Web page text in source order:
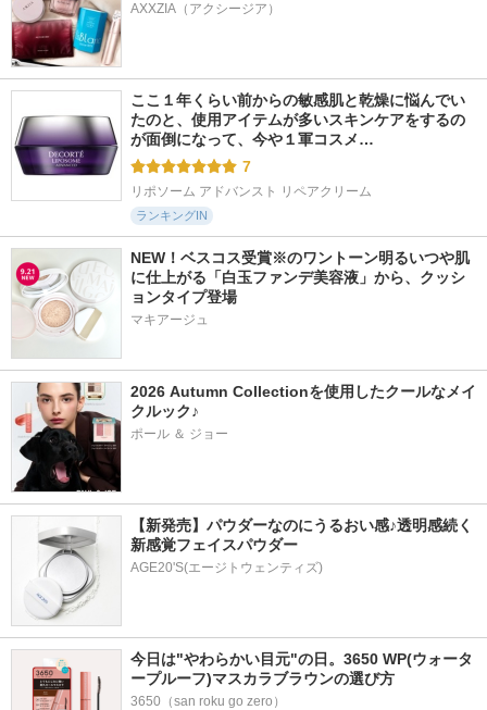
AXXZIA（アクシージア）
ここ１年くらい前からの敏感肌と乾燥に悩んでい
たのと、使用アイテムが多いスキンケアをするの
が面倒になって、今や１軍コスメ…
7
リポソーム アドバンスト リペアクリーム
ランキングIN
NEW！ベスコス受賞※のワントーン明るいつや肌
に仕上がる「白玉ファンデ美容液」から、クッシ
ョンタイプ登場
マキアージュ
2026 Autumn Collectionを使用したクールなメイ
クルック♪
ポール ＆ ジョー
【新発売】パウダーなのにうるおい感♪透明感続く
新感覚フェイスパウダー
AGE20'S(エージトウェンティズ)
今日は"やわらかい目元"の日。3650 WP(ウォータ
ープルーフ)マスカラブラウンの選び方
3650（san roku go zero）